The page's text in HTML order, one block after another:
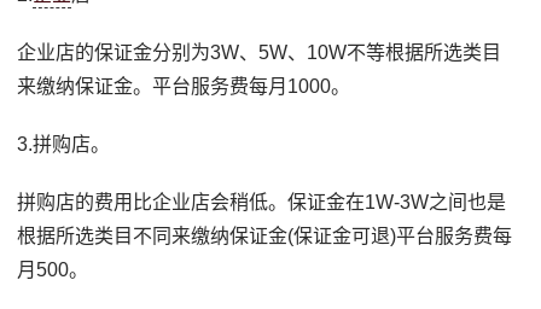
企业店的保证金分别为3W、5W、10W不等根据所选类目
来缴纳保证金。平台服务费每月1000。
3.拼购店。
拼购店的费用比企业店会稍低。保证金在1W-3W之间也是
根据所选类目不同来缴纳保证金(保证金可退)平台服务费每
月500。